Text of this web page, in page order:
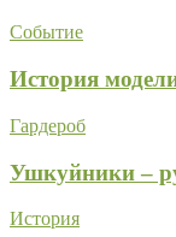
Событие
История
Гардероб
Ушкуйники –
История